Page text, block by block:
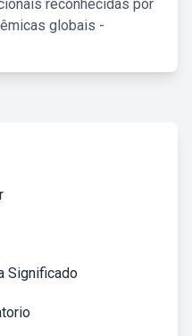
reconhecidas por
globais -
Significado